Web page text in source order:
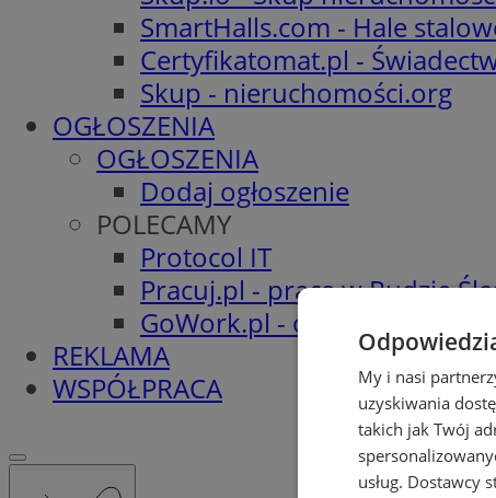
SmartHalls.com - Hale
Certyfikatomat.pl -
Skup - nieruchomości.org
OGŁOSZENIA
OGŁOSZENIA
Dodaj ogłoszenie
POLECAMY
Protocol IT
Pracuj.pl - praca w Rudzie
GoWork.pl - oferty pracy
REKLAMA
WSPÓŁPRACA
My i nasi
uzyskiwania
takich jak Twój
usług. Dostawcy